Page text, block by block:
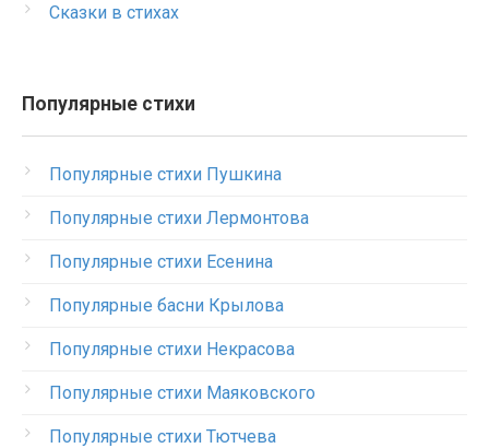
Сказки в стихах
Популярные стихи
Популярные стихи Пушкина
Популярные стихи Лермонтова
Популярные стихи Есенина
Популярные басни Крылова
Популярные стихи Некрасова
Популярные стихи Маяковского
Популярные стихи Тютчева